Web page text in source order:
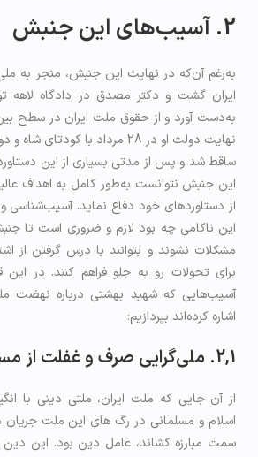
2. آسیب‌های این جنبش
به‌رغم آن‌که در نهایت این جنبش، منجر
ایران گشت و دکتر مصدق در دادگاه لاهه
به‌دست آورد و از حقوق ملت ایران در سطح
نهایت دولت او در 28 مرداد با
ساقط شد و پس از مدتی بسیاری از این
این جنبش نتوانست به‌طور کامل به اهداف
از دستاورد‌های خود دفاع نماید. آسیب‌شناسی
این ناکامی چه بود لازم و ضروری است تا
مشکلات نشوند و بتوانند با درس گرفتن از
برای تحولات رو به جلو فراهم کنند. در
آسیب‌هایی که شهید بهشتی درباره
اشاره کرده‌اند بپردازیم:
2,1. ملی‌گرایی صرف و غفلت از مسائل مکتبی
از آن جایی که ملت ایران، ملتی دینی با
اسلام و مسلمانی در رگ های این ملت جریان
سمت مبارزه کشاند، عامل دین بود. این دین